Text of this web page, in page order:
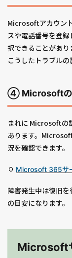
Microsoftアカウン
スや電話番号を登
択できることがあり
こうしたトラブルの
④ Microsoftの
まれに Microsoftの
あります。
況を確認できます。
Microsoft 365サ
障害発生中は復旧
の目安になります。
Microsoft